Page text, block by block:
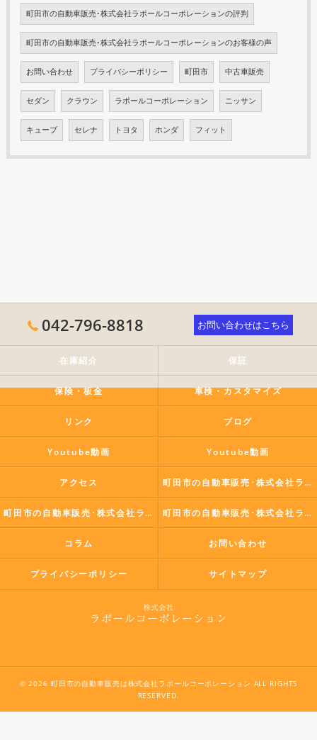
町田市の自動車販売･株式会社ラポールコーポレーションの評判
町田市の自動車販売･株式会社ラポールコーポレーションのお客様の声
お問い合わせ プライバシーポリシー 町田市 中古車販売
セダン クラウン ラポールコーポレーション ニッサン
キューブ セレナ トヨタ ホンダ フィット
042-796-8818 お問い合わせはこちら
在庫紹介 保証
保険・板金 車検・カスタマイズ
リンク ブログ
Youtube動画 Youtube動画
アクセス 町田市の自動車販売･株式会社ラポールコーポレーションの口コミ情報
町田市の自動車販売･株式会社ラポールコーポレーションの評判 町田市の自動車販売･株式会社ラポールコーポレーションのお客様の声
コラム お問い合わせ
プライバシーポリシー サイトマップ
© 2026 町田市の自動車販売は株式会社ラポールコーポレーション ALL RIGHTS
RESERVED.